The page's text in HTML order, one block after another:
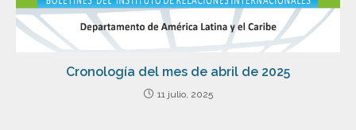
Cronología del mes de abril de 2025
11 julio, 2025